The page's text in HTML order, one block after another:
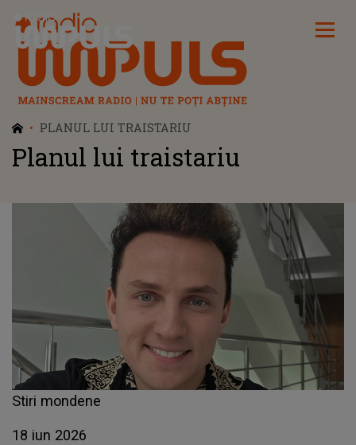
Radio Impuls
PLANUL LUI TRAISTARIU
Planul lui traistariu
Stiri mondene
18 iun 2026